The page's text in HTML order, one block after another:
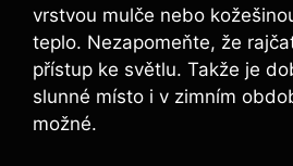
vrstvou ​mulče nebo
teplo. ​Nezapomeňte, že
přístup ke světlu. Takže je
⁣slunné ⁣místo ‍i v zimním
možné.